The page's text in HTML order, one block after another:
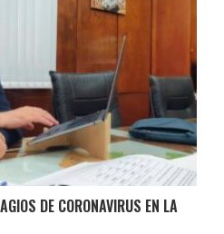
DE CORONAVIRUS EN LA